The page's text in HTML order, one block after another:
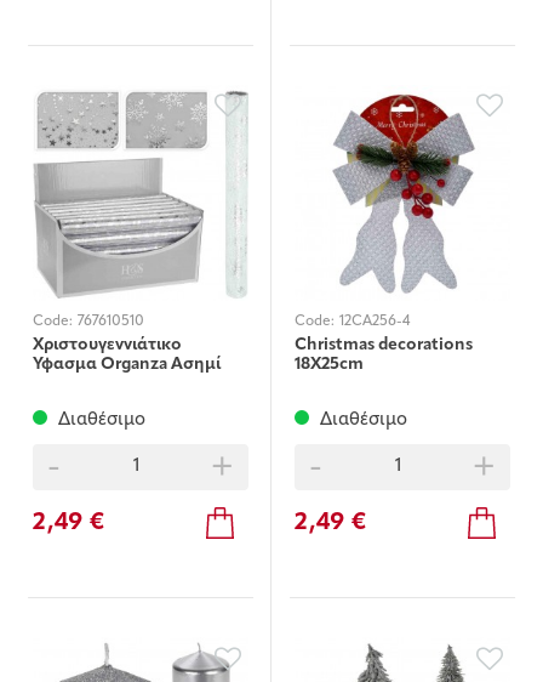
Code: 767610510
Χριστουγεννιάτικο
Υφασμα Organza Ασημί
Διαθέσιμο
- +
2,49 €
Code: 12CA256-4
Christmas decorations
18X25cm
Διαθέσιμο
- +
2,49 €